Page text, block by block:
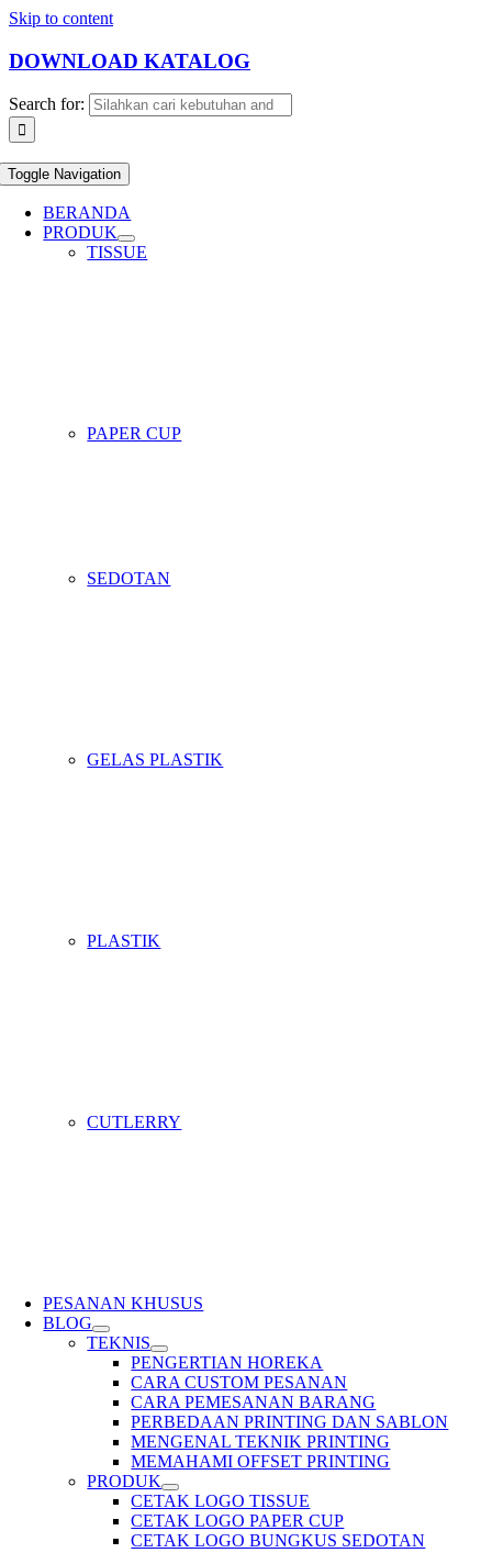
Skip to content
DOWNLOAD KATALOG
Search for:
Toggle Navigation
BERANDA
PRODUK
TISSUE
PAPER CUP
SEDOTAN
GELAS PLASTIK
PLASTIK
CUTLERRY
PESANAN KHUSUS
BLOG
TEKNIS
PENGERTIAN HOREKA
CARA CUSTOM PESANAN
CARA PEMESANAN BARANG
PERBEDAAN PRINTING DAN SABLON
MENGENAL TEKNIK PRINTING
MEMAHAMI OFFSET PRINTING
PRODUK
CETAK LOGO TISSUE
CETAK LOGO PAPER CUP
CETAK LOGO BUNGKUS SEDOTAN